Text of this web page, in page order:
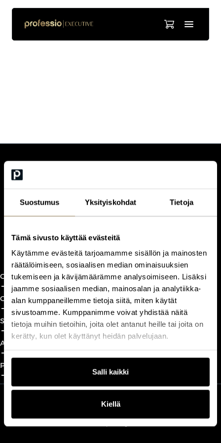
Suostumus Yksityiskohdat Tietoja
Tämä sivusto käyttää evästeitä
Käytämme evästeitä tarjoamamme sisällön ja mainosten
räätälöimiseen, sosiaalisen median ominaisuuksien
tukemiseen ja kävijämäärämme analysoimiseen. Lisäksi
jaamme sosiaalisen median, mainosalan ja analytiikka-
alan kumppaneillemme tietoja siitä, miten käytät
sivustoamme. Kumppanimme voivat yhdistää näitä
tietoja muihin tietoihin, joita olet antanut heille tai joita on
kerätty, kun olet käyttänyt heidän palvelujaan.
Salli kaikki
Kiellä
CUSTOMERCARE
Keilaranta 1 A, 02150 Espoo
Book a call
CxO Circles
add_2 close
CxO Academy
add_2close
Solutions
add_2 close
About
add_2
Partnership
add_2